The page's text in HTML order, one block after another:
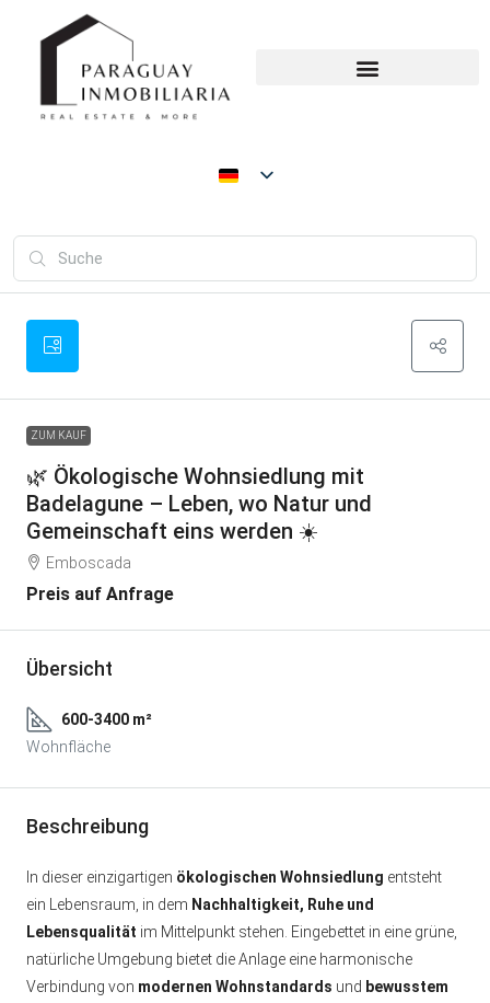
ZUM KAUF
🌿 Ökologische Wohnsiedlung mit
Badelagune – Leben, wo Natur und
Gemeinschaft eins werden ☀️
Emboscada
Preis auf Anfrage
Übersicht
600-3400 m²
Wohnfläche
Beschreibung
In dieser einzigartigen ökologischen Wohnsiedlung entsteht
ein Lebensraum, in dem Nachhaltigkeit, Ruhe und
Lebensqualität im Mittelpunkt stehen. Eingebettet in eine grüne,
natürliche Umgebung bietet die Anlage eine harmonische
Verbindung von modernen Wohnstandards und bewusstem